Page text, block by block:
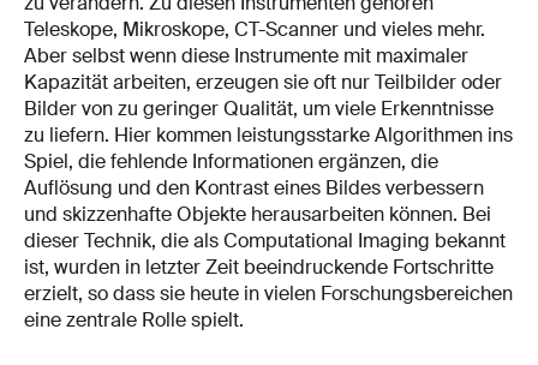
Teleskope, Mikroskope, CT-Scanner und vieles mehr.
Aber selbst wenn diese Instrumente mit maximaler
Kapazität arbeiten, erzeugen sie oft nur Teilbilder oder
Bilder von zu geringer Qualität, um viele Erkenntnisse
zu liefern. Hier kommen leistungsstarke Algorithmen ins
Spiel, die fehlende Informationen ergänzen, die
Auflösung und den Kontrast eines Bildes verbessern
und skizzenhafte Objekte herausarbeiten können. Bei
dieser Technik, die als Computational Imaging bekannt
ist, wurden in letzter Zeit beeindruckende Fortschritte
erzielt, so dass sie heute in vielen Forschungsbereichen
eine zentrale Rolle spielt.